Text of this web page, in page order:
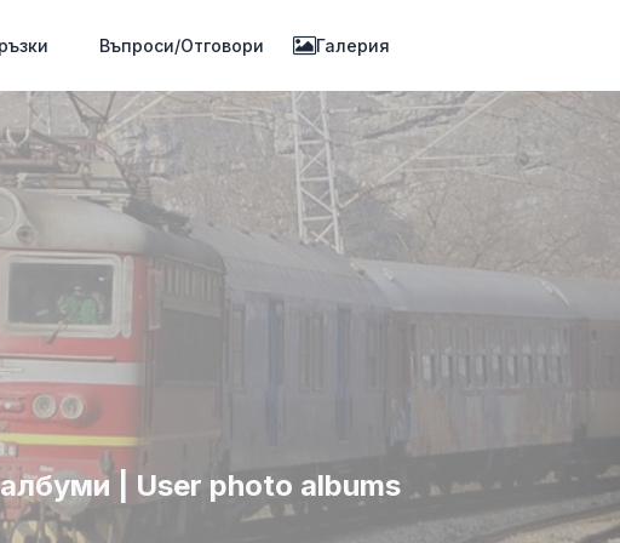
Въпроси/Отговори Галерия
| User photo albums